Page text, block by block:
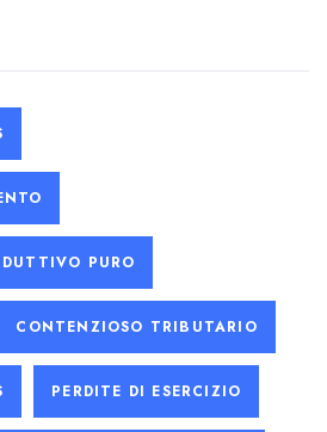
PURO
CONTENZIOSO TRIBUTARIO
PERDITE DI ESERCIZIO